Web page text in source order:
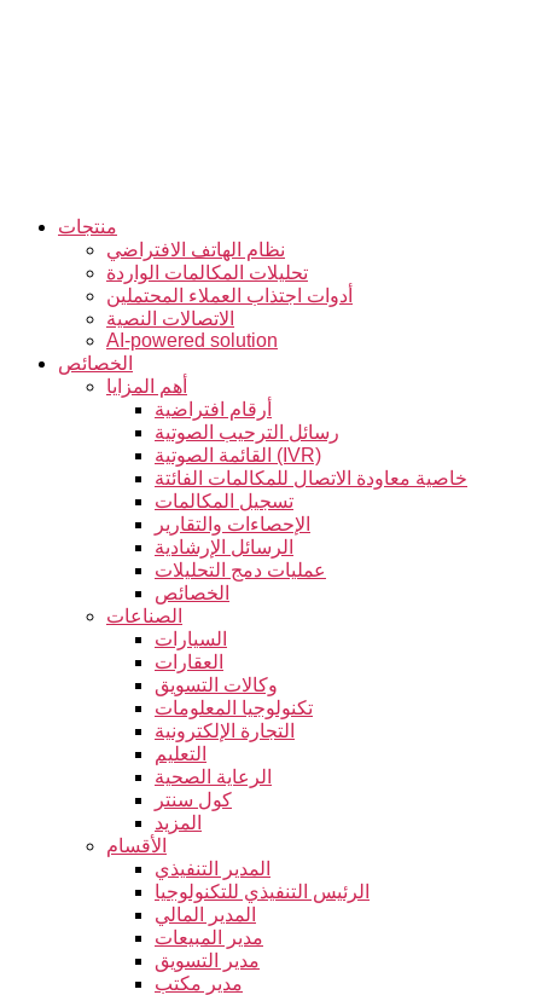
منتجات
نظام الهاتف الافتراضي
تحليلات المكالمات الواردة
أدوات اجتذاب العملاء المحتملين
الاتصالات النصية
AI-powered solution
الخصائص
أهم المزايا
أرقام افتراضية
رسائل الترحيب الصوتية
القائمة الصوتية (IVR)
خاصية معاودة الاتصال للمكالمات الفائتة
تسجيل المكالمات
الإحصاءات والتقارير
الرسائل الإرشادية
عمليات دمج التحليلات
الخصائص
الصناعات
السيارات
العقارات
وكالات التسويق
تكنولوجيا المعلومات
التجارة الإلكترونية
التعليم
الرعاية الصحية
كول سنتر
المزيد
الأقسام
المدير التنفيذي
الرئيس التنفيذي للتكنولوجيا
المدير المالي
مدير المبيعات
مدير التسويق
مدير مكتب